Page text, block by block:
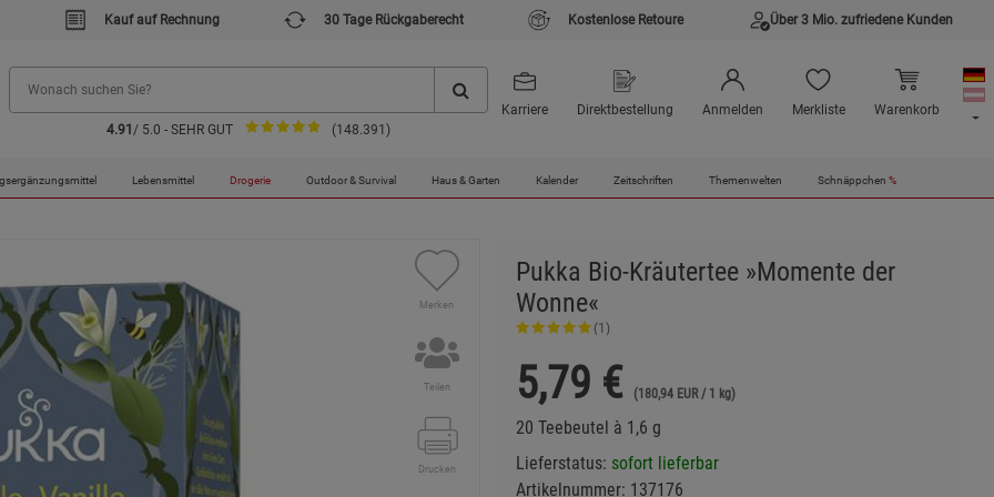
Kauf auf Rechnung 30 Tage Rückgaberecht Kostenlose Retoure Über 3 Mio. zufriedene Kunden
4.91 / 5.0 - SEHR GUT (148.391)
Karriere Direktbestellung Anmelden Merkliste Warenkorb
Lebensmittel Drogerie Outdoor & Survival Haus & Garten Kalender Zeitschriften Themenwelten Schnäppchen %
Merken
Teilen
Drucken
Pukka Bio-Kräutertee »Momente der
Wonne«
(1)
5,79 € (180,94 EUR / 1 kg)
20 Teebeutel à 1,6 g
Lieferstatus: sofort lieferbar
Artikelnummer: 137176